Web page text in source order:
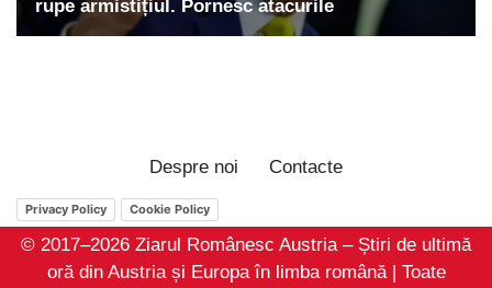
Despre noi Contacte
Privacy Policy Cookie Policy
© 2017–2026 Ziarul Românesc Austria – Știri de ultimă
oră din Austria și Europa în limba română | Toate